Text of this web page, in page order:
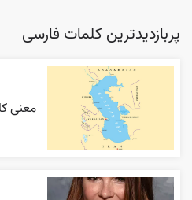
پربازدیدترین کلمات فارسی
معنی